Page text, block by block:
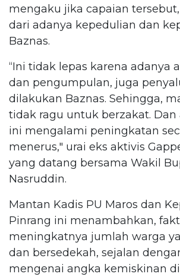
mengaku jika capaian
dari adanya kepedulian dan
Baznas.
“Ini tidak lepas karena adanya
dan pengumpulan, juga
dilakukan Baznas. Sehingga,
tidak ragu untuk berzakat.
ini mengalami peningkatan
menerus," urai eks aktivis
yang datang bersama Wakil
Nasruddin.
Mantan Kadis PU Maros dan
Pinrang ini menambahkan,
meningkatnya jumlah warga
dan bersedekah, sejalan
mengenai angka kemiskinan